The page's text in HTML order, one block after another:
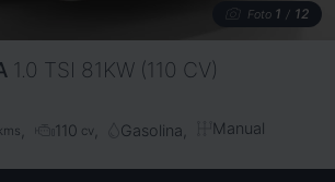
Foto 1 / 12
1.0 TSI 81KW (110 CV)
110 cv Gasolina Manual